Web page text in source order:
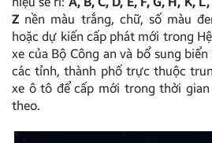
Z nền màu trắng, chữ, số màu
hoặc dự kiến cấp phát mới trong
xe của Bộ Công an và bổ sung
các tỉnh, thành phố trực thuộc
xe ô tô để cấp mới trong thời
theo.